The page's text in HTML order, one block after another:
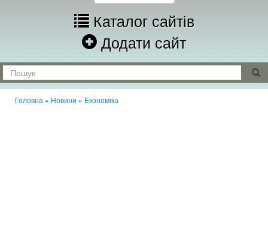
Каталог сайтів
Додати сайт
Головна » Новини » Економіка